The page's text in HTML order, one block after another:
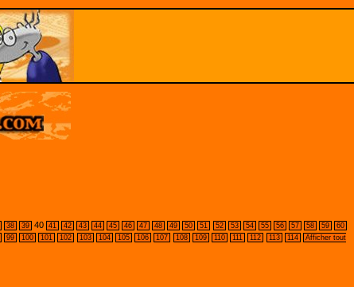
38 39 40 41 42 43 44 45 46 47 48 49 50 51 52 53 54 55 56 57 58 59
60
99 100 101 102 103 104 105 106 107 108 109 110 111 112 113 114
Afficher tout